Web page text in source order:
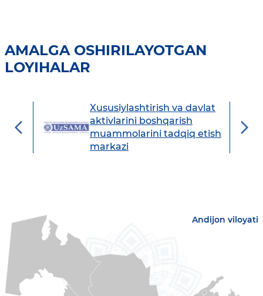
AMALGA OSHIRILAYOTGAN
LOYIHALAR
Xususiylashtirish va davlat
aktivlarini boshqarish
muammolarini tadqiq etish
markazi
Andijon viloyati